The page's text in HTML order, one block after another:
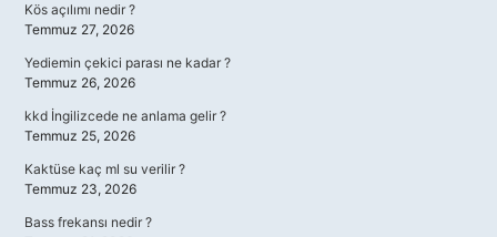
Kös açılımı nedir ?
Temmuz 27, 2026
Yediemin çekici parası ne kadar ?
Temmuz 26, 2026
kkd İngilizcede ne anlama gelir ?
Temmuz 25, 2026
Kaktüse kaç ml su verilir ?
Temmuz 23, 2026
Bass frekansı nedir ?